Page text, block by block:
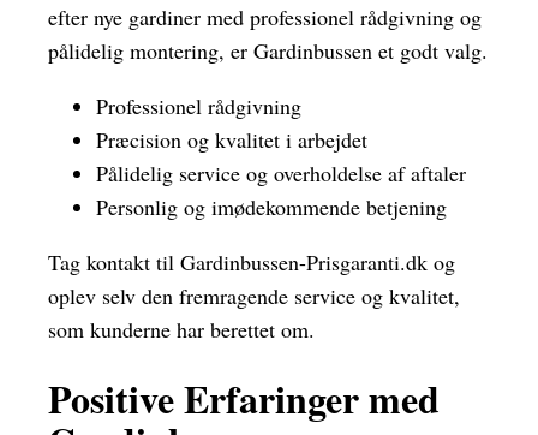
efter nye gardiner med professionel rådgivning og
pålidelig montering, er Gardinbussen et godt valg.
Professionel rådgivning
Præcision og kvalitet i arbejdet
Pålidelig service og overholdelse af aftaler
Personlig og imødekommende betjening
Tag kontakt til Gardinbussen-Prisgaranti.dk og
oplev selv den fremragende service og kvalitet,
som kunderne har berettet om.
Positive Erfaringer med